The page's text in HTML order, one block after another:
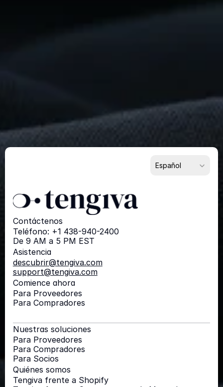
ConstruirAlgo
Para Compradores
Español
Contáctenos
Teléfono: +1 438-940-2400
De 9 AM a 5 PM EST
Asistencia
descubrir@tengiva.com
support@tengiva.com
Comience ahora
Para Proveedores
Para Compradores
Nuestras soluciones
Para Proveedores
Para Compradores
Para Socios
Quiénes somos
Tengiva frente a Shopify